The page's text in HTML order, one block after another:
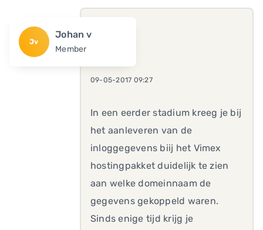
Jv
Johan v
Member
09-05-2017 09:27
In een eerder stadium kreeg je bij
het aanleveren van de
inloggegevens biij het Vimex
hostingpakket duidelijk te zien
aan welke domeinnaam de
gegevens gekoppeld waren.
Sinds enige tijd krijg je